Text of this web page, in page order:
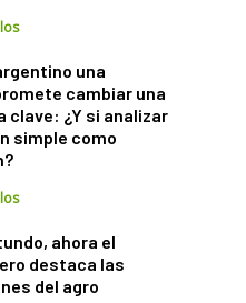
una
cambiar una
clave: ¿Y si analizar
simple como
ahora el
destaca las
del agro